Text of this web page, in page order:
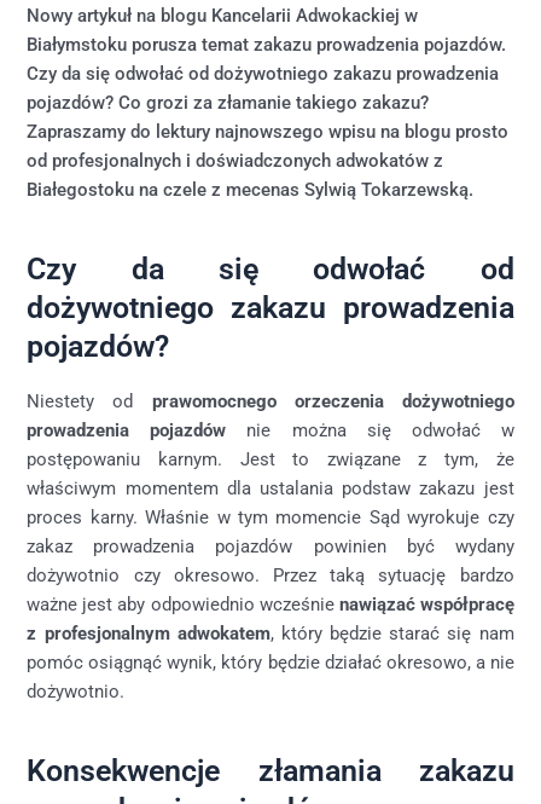
Nowy artykuł na blogu Kancelarii Adwokackiej w
Białymstoku porusza temat zakazu prowadzenia pojazdów.
Czy da się odwołać od dożywotniego zakazu prowadzenia
pojazdów? Co grozi za złamanie takiego zakazu?
Zapraszamy do lektury najnowszego wpisu na blogu prosto
od profesjonalnych i doświadczonych adwokatów z
Białegostoku na czele z mecenas Sylwią Tokarzewską.
Czy da się odwołać od
dożywotniego zakazu prowadzenia
pojazdów?
Niestety od prawomocnego orzeczenia dożywotniego
prowadzenia pojazdów nie można się odwołać w
postępowaniu karnym. Jest to związane z tym, że
właściwym momentem dla ustalania podstaw zakazu jest
proces karny. Właśnie w tym momencie Sąd wyrokuje czy
zakaz prowadzenia pojazdów powinien być wydany
dożywotnio czy okresowo. Przez taką sytuację bardzo
ważne jest aby odpowiednio wcześnie nawiązać współpracę
z profesjonalnym adwokatem, który będzie starać się nam
pomóc osiągnąć wynik, który będzie działać okresowo, a nie
dożywotnio.
Konsekwencje złamania zakazu